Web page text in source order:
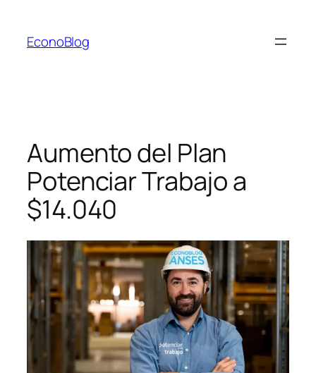
contenido
EconoBlog
Aumento del Plan
Potenciar Trabajo a
$14.040